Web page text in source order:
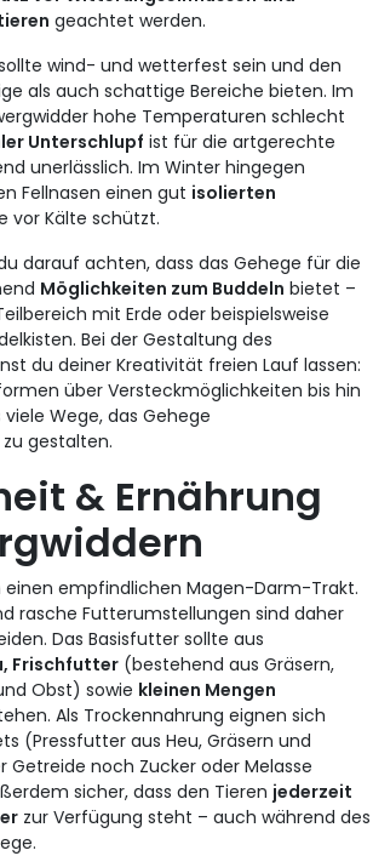
geachtet werden.
wind- und wetterfest sein und den
als auch schattige Bereiche bieten. Im
hohe Temperaturen schlecht
Unterschlupf ist für die artgerechte
unerlässlich. Im Winter hingegen
Fellnasen einen gut isolierten
vor Kälte schützt.
darauf achten, dass das Gehege für die
Möglichkeiten zum Buddeln bietet –
mit Erde oder beispielsweise
Bei der Gestaltung des
du deiner Kreativität freien Lauf lassen:
über Versteckmöglichkeiten bis hin
Wege, das Gehege
gestalten.
& Ernährung
einen empfindlichen Magen-Darm-Trakt.
rasche Futterumstellungen sind daher
Das Basisfutter sollte aus
Frischfutter (bestehend aus Gräsern,
Obst) sowie kleinen Mengen
Als Trockennahrung eignen sich
(Pressfutter aus Heu, Gräsern und
Getreide noch Zucker oder Melasse
sicher, dass den Tieren jederzeit
zur Verfügung steht – auch während des